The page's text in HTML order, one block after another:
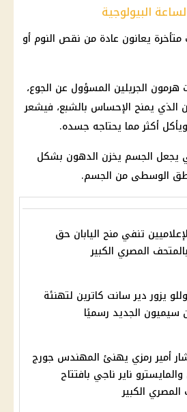
البيولوجية
يعانون عادة من نقص النوم أو
هرمون الجريلين المسؤول عن الجوع،
الذي يمنح الإحساس بالشبع، فيشعر
أكثر مما يحتاجه جسده.
يجعل الجسم يخزن الدهون بشكل
الوسطى من الجسم.
تنفي منح اليابان حق
المصري الكبير
يزور دير سانت كاترين لتهنئة
سيميون الجديد رسميًا
أمير رمزي يهنئ المهندس جورج
ناير ناجي بافتتاح
الكبير